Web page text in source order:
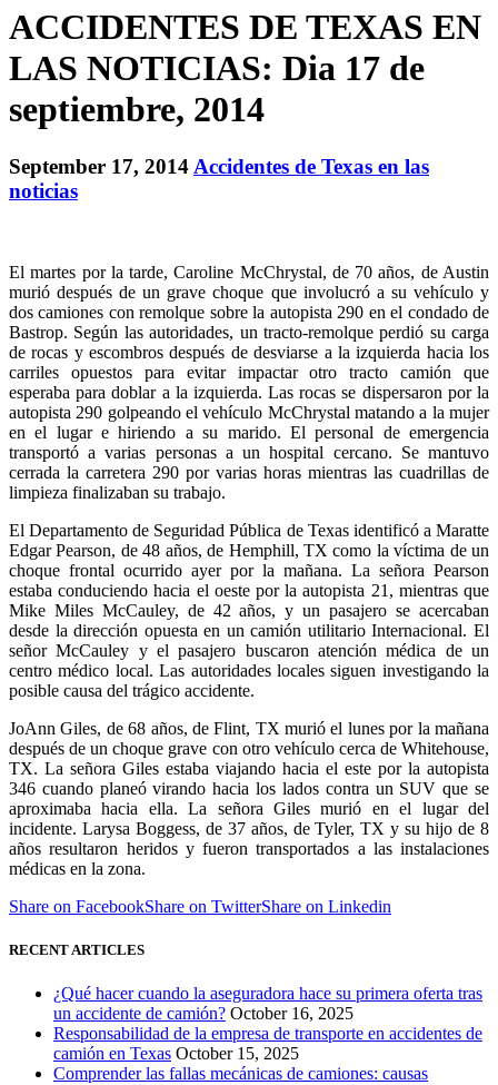
ACCIDENTES DE TEXAS EN
LAS NOTICIAS: Dia 17 de
septiembre, 2014
September 17, 2014 Accidentes de Texas en las
noticias
El martes por la tarde, Caroline McChrystal, de 70 años, de Austin
murió después de un grave choque que involucró a su vehículo y
dos camiones con remolque sobre la autopista 290 en el condado de
Bastrop. Según las autoridades, un tracto-remolque perdió su carga
de rocas y escombros después de desviarse a la izquierda hacia los
carriles opuestos para evitar impactar otro tracto camión que
esperaba para doblar a la izquierda. Las rocas se dispersaron por la
autopista 290 golpeando el vehículo McChrystal matando a la mujer
en el lugar e hiriendo a su marido. El personal de emergencia
transportó a varias personas a un hospital cercano. Se mantuvo
cerrada la carretera 290 por varias horas mientras las cuadrillas de
limpieza finalizaban su trabajo.
El Departamento de Seguridad Pública de Texas identificó a Maratte
Edgar Pearson, de 48 años, de Hemphill, TX como la víctima de un
choque frontal ocurrido ayer por la mañana. La señora Pearson
estaba conduciendo hacia el oeste por la autopista 21, mientras que
Mike Miles McCauley, de 42 años, y un pasajero se acercaban
desde la dirección opuesta en un camión utilitario Internacional. El
señor McCauley y el pasajero buscaron atención médica de un
centro médico local. Las autoridades locales siguen investigando la
posible causa del trágico accidente.
JoAnn Giles, de 68 años, de Flint, TX murió el lunes por la mañana
después de un choque grave con otro vehículo cerca de Whitehouse,
TX. La señora Giles estaba viajando hacia el este por la autopista
346 cuando planeó virando hacia los lados contra un SUV que se
aproximaba hacia ella. La señora Giles murió en el lugar del
incidente. Larysa Boggess, de 37 años, de Tyler, TX y su hijo de 8
años resultaron heridos y fueron transportados a las instalaciones
médicas en la zona.
Share on FacebookShare on TwitterShare on Linkedin
RECENT ARTICLES
¿Qué hacer cuando la aseguradora hace su primera oferta tras
un accidente de camión? October 16, 2025
Responsabilidad de la empresa de transporte en accidentes de
camión en Texas October 15, 2025
Comprender las fallas mecánicas de camiones: causas